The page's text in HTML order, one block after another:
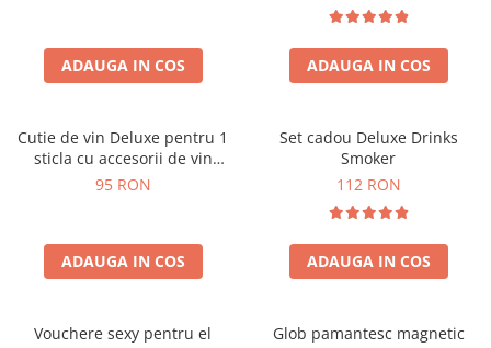
ADAUGA IN COS ADAUGA IN COS
Cutie de vin Deluxe pentru 1
sticla cu accesorii de vin
incluse interior oranj
95 RON
ADAUGA IN COS
Set cadou Deluxe Drinks
Smoker
112 RON
ADAUGA IN COS
Vouchere sexy pentru el
Glob pamantesc magnetic